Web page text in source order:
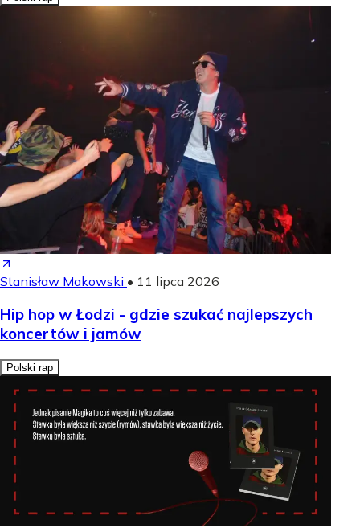
Stanisław Makowski • 11 lipca 2026
Hip hop w Łodzi - gdzie szukać najlepszych
koncertów i jamów
Polski rap